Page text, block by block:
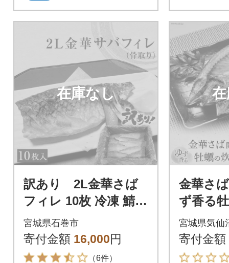
在庫なし
訳あり 2L金華さば
フィレ 10枚 冷凍 鯖
サバフィレ 骨取り 焼
き魚 煮物 切り身
宮城県石巻市
寄付金額 16,000円
（6件）
金華さ
ず香る
みご飯
イ 宮城
564356]
宮城県気仙
寄付金額